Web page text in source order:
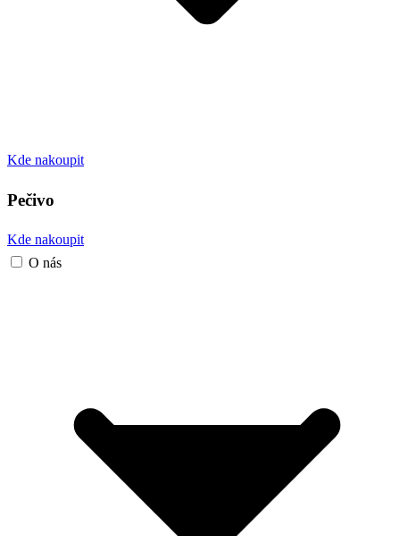
Kde nakoupit
Pečivo
Kde nakoupit
O nás